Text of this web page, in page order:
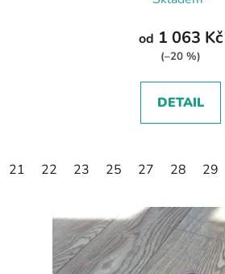
od 1 063 Kč
(–20 %)
DETAIL
21 22 23 25 27 28 29